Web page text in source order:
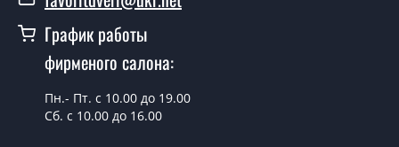
У вас есть в наличии готовые
дверей.
График работы
фирменого салона:
Пн.- Пт. с 10.00 до 19.00
Сб. с 10.00 до 16.00